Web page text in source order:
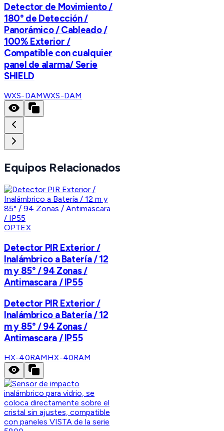
Detector de Movimiento /
180° de Detección /
Panorámico / Cableado /
100% Exterior /
Compatible con cualquier
panel de alarma/ Serie
SHIELD
WXS-DAMWXS-DAM
Equipos Relacionados
OPTEX
Detector PIR Exterior /
Inalámbrico a Batería / 12
m y 85° / 94 Zonas /
Antimascara / IP55
Detector PIR Exterior /
Inalámbrico a Batería / 12
m y 85° / 94 Zonas /
Antimascara / IP55
HX-40RAMHX-40RAM